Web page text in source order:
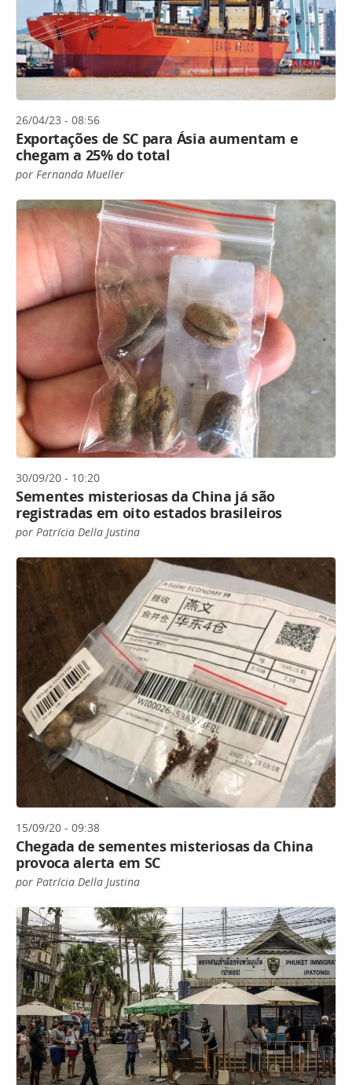
26/04/23 - 08:56
Exportações de SC para Ásia aumentam e
chegam a 25% do total
por Fernanda Mueller
30/09/20 - 10:20
Sementes misteriosas da China já são
registradas em oito estados brasileiros
por Patrícia Della Justina
15/09/20 - 09:38
Chegada de sementes misteriosas da China
provoca alerta em SC
por Patrícia Della Justina